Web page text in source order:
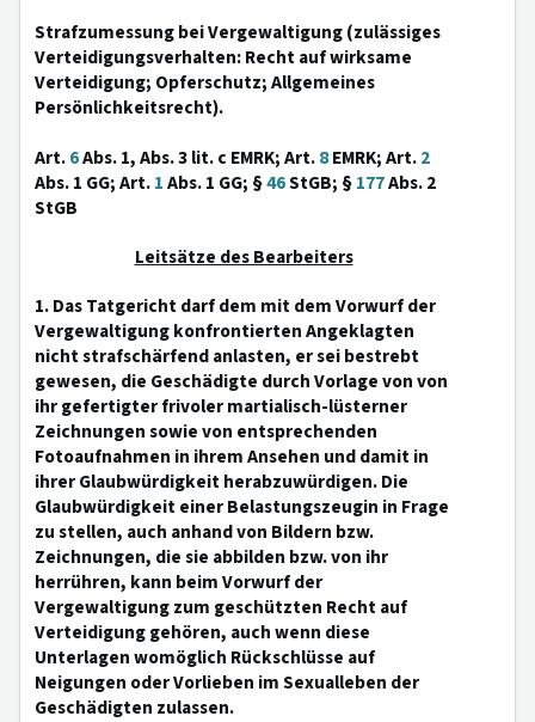
Strafzumessung bei Vergewaltigung (zulässiges
Verteidigungsverhalten: Recht auf wirksame
Verteidigung; Opferschutz; Allgemeines
Persönlichkeitsrecht).
Art.6Abs. 1, Abs. 3 lit. c EMRK; Art.8EMRK; Art.2
Abs. 1 GG; Art.1Abs. 1 GG; §46StGB; §177Abs. 2
StGB
Leitsätze des Bearbeiters
1. Das Tatgericht darf dem mit dem Vorwurf der
Vergewaltigung konfrontierten Angeklagten
nicht strafschärfend anlasten, er sei bestrebt
gewesen, die Geschädigte durch Vorlage von von
ihr gefertigter frivoler martialisch-lüsterner
Zeichnungen sowie von entsprechenden
Fotoaufnahmen in ihrem Ansehen und damit in
ihrer Glaubwürdigkeit herabzuwürdigen. Die
Glaubwürdigkeit einer Belastungszeugin in Frage
zu stellen, auch anhand von Bildern bzw.
Zeichnungen, die sie abbilden bzw. von ihr
herrühren, kann beim Vorwurf der
Vergewaltigung zum geschützten Recht auf
Verteidigung gehören, auch wenn diese
Unterlagen womöglich Rückschlüsse auf
Neigungen oder Vorlieben im Sexualleben der
Geschädigten zulassen.